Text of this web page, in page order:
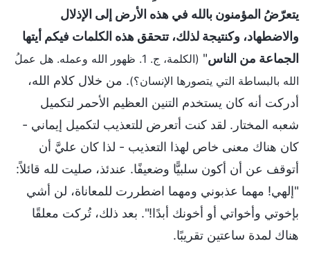
يتعرّضُ المؤمنون بالله في هذه الأرض إلى الإذلال
والاضطهاد، وكنتيجة لذلك، تتحقق هذه الكلمات فيكم أيتها
الجماعة من الناس"
(الكلمة، ج. 1. ظهور الله وعمله. هل عملُ
الله بالبساطة التي يتصورها الإنسان؟). من خلال كلام الله،
أدركت أنه كان يستخدم التنين العظيم الأحمر لتكميل
شعبه المختار. لقد كنت أتعرض للتعذيب لتكميل إيماني -
كان هناك معنى خاص لهذا التعذيب - لذا كان عليَّ أن
أتوقف عن أن أكون سلبيًّا وضعيفًا. عندئذ، صليت لله قائلاً:
"إلهي! مهما عذبوني ومهما اضطررت للمعاناة، لن أشي
بإخوتي وأخواتي أو أخونك أبدًا!". بعد ذلك، تُركت معلقًا
هناك لمدة ساعتين تقريبًا.